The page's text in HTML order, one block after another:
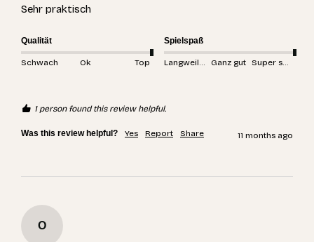
Sehr praktisch
Qualität
Schwach Ok Top
Spielspaß
Langweilig Ganz gut Super spannend
1 person found this review helpful.
Was this review helpful? Yes Report Share 11 months ago
O